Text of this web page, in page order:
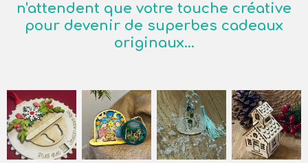
n'attendent que votre touche créative
pour devenir de superbes cadeaux
originaux...